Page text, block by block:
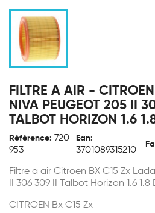
FILTRE A AIR -
NIVA PEUGEOT 205 II
TALBOT HORIZON 1.6
Référence: 720
953
Ean:
3701089315210
Filtre a air Citroen BX C15 Zx
II 306 309 II Talbot Horizon 1.6 1.8
CITROEN Bx C15 Zx